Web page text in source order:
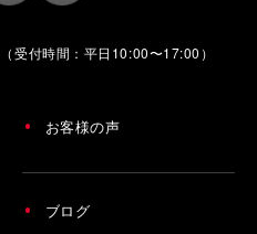
（受付時間：平日10:00〜17:00）
お客様の声
ブログ